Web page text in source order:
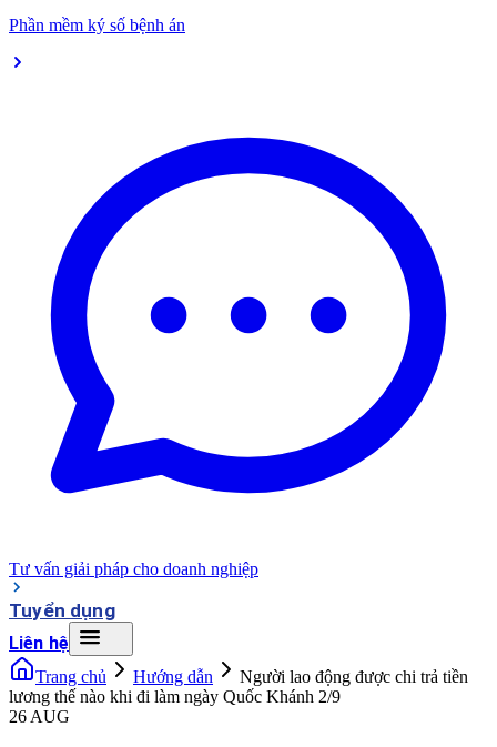
Phần mềm ký số bệnh án
Tư vấn giải pháp cho doanh nghiệp
Tuyển dụng
Liên hệ
Trang chủ Hướng dẫn
Người lao động được chi trả tiền
lương thế nào khi đi làm ngày Quốc Khánh 2/9
26 AUG